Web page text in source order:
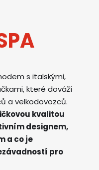
s italskými,
které dováží
a velkodovozců.
kvalitou
designem,
a co je
pro